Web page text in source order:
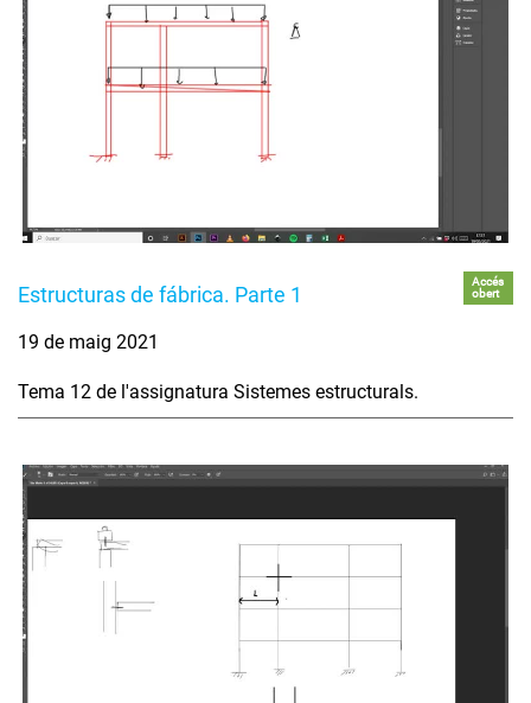
Estructuras de fábrica. Parte 1
Accés
obert
19 de maig 2021
Tema 12 de l'assignatura Sistemes estructurals.